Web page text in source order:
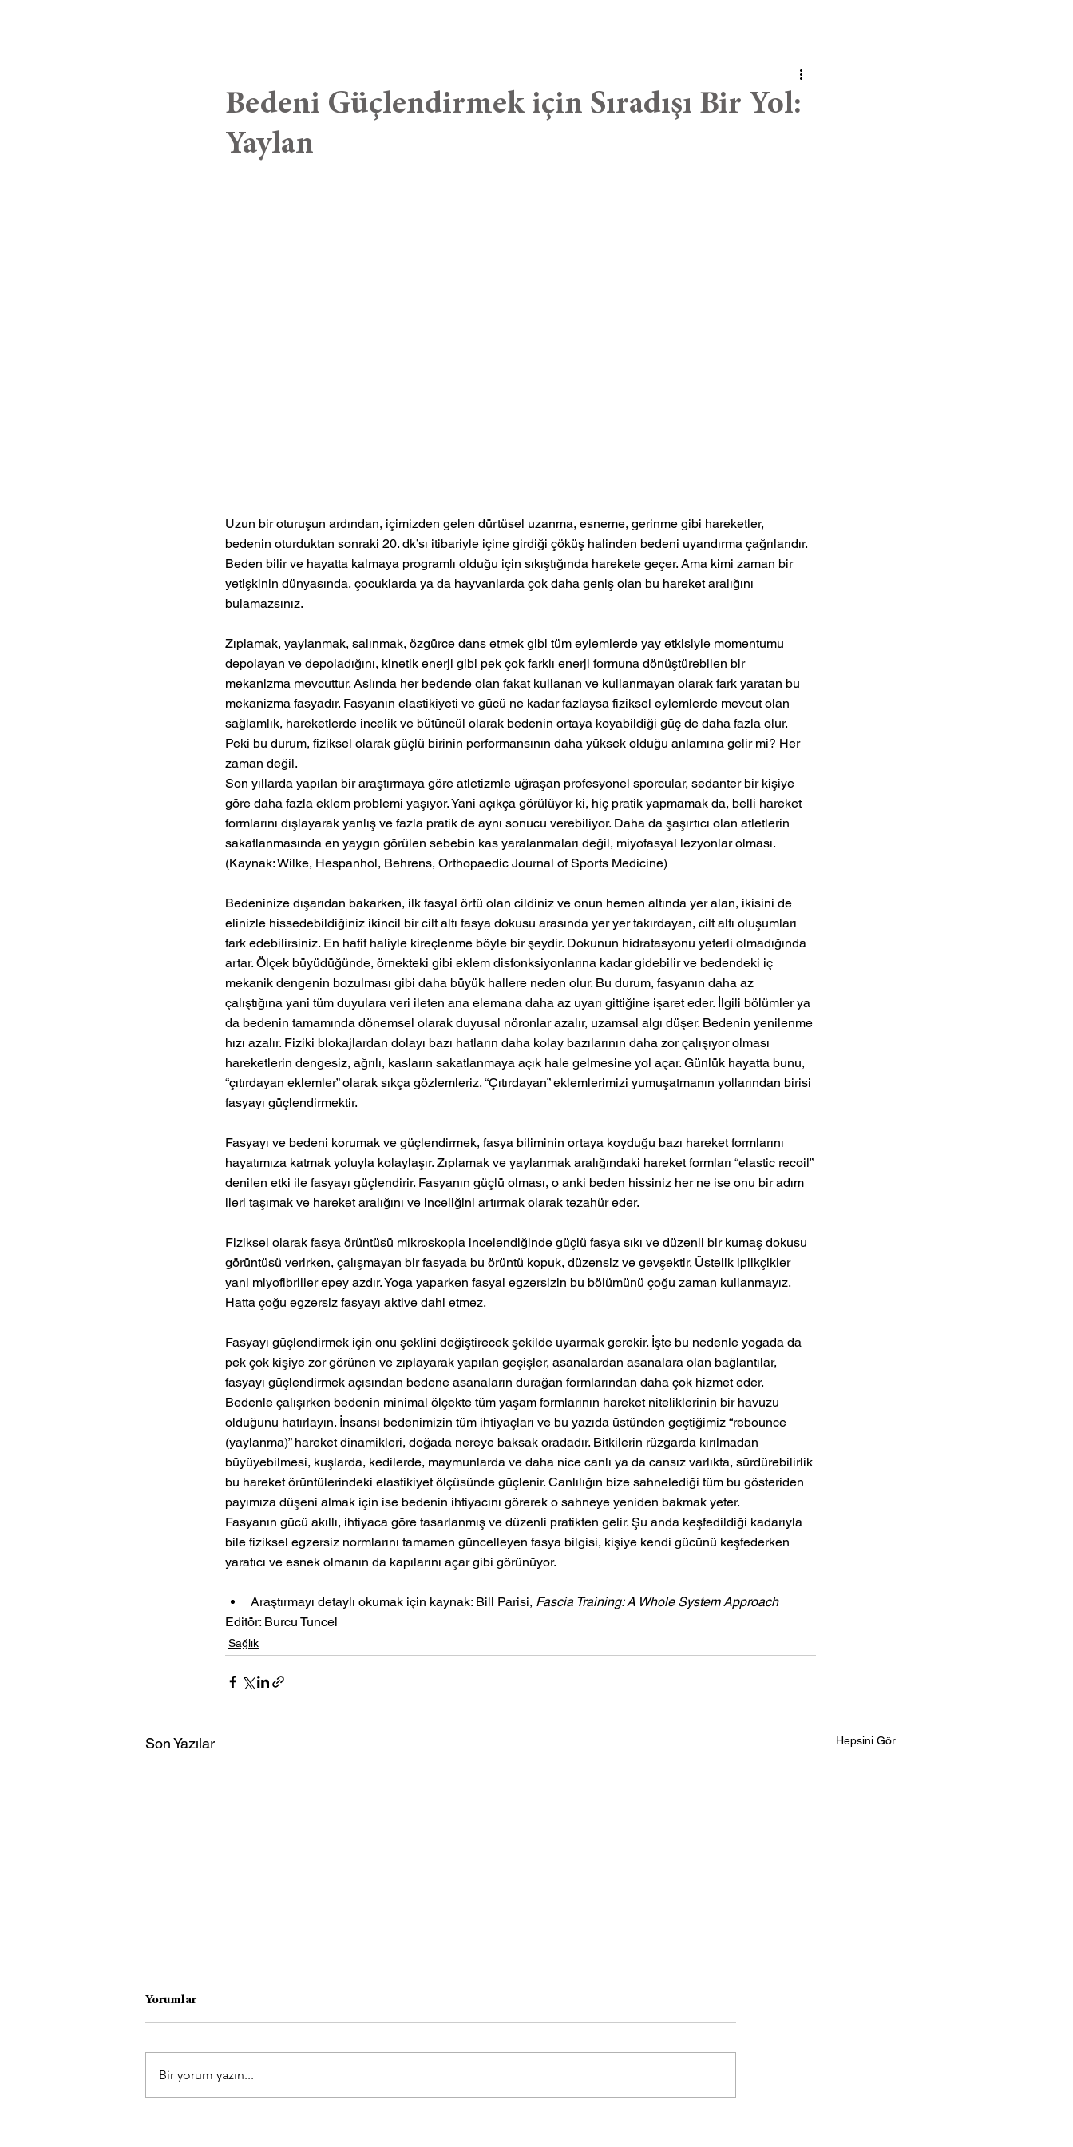
Bedeni Güçlendirmek için Sıradışı Bir Yol:
Yaylan
Uzun bir oturuşun ardından, içimizden gelen dürtüsel uzanma, esneme, gerinme gibi hareketler,
bedenin oturduktan sonraki 20. dk’sı itibariyle içine girdiği çöküş halinden bedeni uyandırma çağrılarıdır.
Beden bilir ve hayatta kalmaya programlı olduğu için sıkıştığında harekete geçer. Ama kimi zaman bir
yetişkinin dünyasında, çocuklarda ya da hayvanlarda çok daha geniş olan bu hareket aralığını
bulamazsınız.
Zıplamak, yaylanmak, salınmak, özgürce dans etmek gibi tüm eylemlerde yay etkisiyle momentumu
depolayan ve depoladığını, kinetik enerji gibi pek çok farklı enerji formuna dönüştürebilen bir
mekanizma mevcuttur. Aslında her bedende olan fakat kullanan ve kullanmayan olarak fark yaratan bu
mekanizma fasyadır. Fasyanın elastikiyeti ve gücü ne kadar fazlaysa fiziksel eylemlerde mevcut olan
sağlamlık, hareketlerde incelik ve bütüncül olarak bedenin ortaya koyabildiği güç de daha fazla olur.
Peki bu durum, fiziksel olarak güçlü birinin performansının daha yüksek olduğu anlamına gelir mi? Her
zaman değil.
Son yıllarda yapılan bir araştırmaya göre atletizmle uğraşan profesyonel sporcular, sedanter bir kişiye
göre daha fazla eklem problemi yaşıyor. Yani açıkça görülüyor ki, hiç pratik yapmamak da, belli hareket
formlarını dışlayarak yanlış ve fazla pratik de aynı sonucu verebiliyor. Daha da şaşırtıcı olan atletlerin
sakatlanmasında en yaygın görülen sebebin kas yaralanmaları değil, miyofasyal lezyonlar olması.
(Kaynak: Wilke, Hespanhol, Behrens, Orthopaedic Journal of Sports Medicine)
Bedeninize dışarıdan bakarken, ilk fasyal örtü olan cildiniz ve onun hemen altında yer alan, ikisini de
elinizle hissedebildiğiniz ikincil bir cilt altı fasya dokusu arasında yer yer takırdayan, cilt altı oluşumları
fark edebilirsiniz. En hafif haliyle kireçlenme böyle bir şeydir. Dokunun hidratasyonu yeterli olmadığında
artar. Ölçek büyüdüğünde, örnekteki gibi eklem disfonksiyonlarına kadar gidebilir ve bedendeki iç
mekanik dengenin bozulması gibi daha büyük hallere neden olur. Bu durum, fasyanın daha az
çalıştığına yani tüm duyulara veri ileten ana elemana daha az uyarı gittiğine işaret eder. İlgili bölümler ya
da bedenin tamamında dönemsel olarak duyusal nöronlar azalır, uzamsal algı düşer. Bedenin yenilenme
hızı azalır. Fiziki blokajlardan dolayı bazı hatların daha kolay bazılarının daha zor çalışıyor olması
hareketlerin dengesiz, ağrılı, kasların sakatlanmaya açık hale gelmesine yol açar. Günlük hayatta bunu,
“çıtırdayan eklemler” olarak sıkça gözlemleriz. “Çıtırdayan” eklemlerimizi yumuşatmanın yollarından birisi
fasyayı güçlendirmektir.
Fasyayı ve bedeni korumak ve güçlendirmek, fasya biliminin ortaya koyduğu bazı hareket formlarını
hayatımıza katmak yoluyla kolaylaşır. Zıplamak ve yaylanmak aralığındaki hareket formları “elastic recoil”
denilen etki ile fasyayı güçlendirir. Fasyanın güçlü olması, o anki beden hissiniz her ne ise onu bir adım
ileri taşımak ve hareket aralığını ve inceliğini artırmak olarak tezahür eder.
Fiziksel olarak fasya örüntüsü mikroskopla incelendiğinde güçlü fasya sıkı ve düzenli bir kumaş dokusu
görüntüsü verirken, çalışmayan bir fasyada bu örüntü kopuk, düzensiz ve gevşektir. Üstelik iplikçikler
yani miyofibriller epey azdır. Yoga yaparken fasyal egzersizin bu bölümünü çoğu zaman kullanmayız.
Hatta çoğu egzersiz fasyayı aktive dahi etmez.
Fasyayı güçlendirmek için onu şeklini değiştirecek şekilde uyarmak gerekir. İşte bu nedenle yogada da
pek çok kişiye zor görünen ve zıplayarak yapılan geçişler, asanalardan asanalara olan bağlantılar,
fasyayı güçlendirmek açısından bedene asanaların durağan formlarından daha çok hizmet eder.
Bedenle çalışırken bedenin minimal ölçekte tüm yaşam formlarının hareket niteliklerinin bir havuzu
olduğunu hatırlayın. İnsansı bedenimizin tüm ihtiyaçları ve bu yazıda üstünden geçtiğimiz “rebounce
(yaylanma)” hareket dinamikleri, doğada nereye baksak oradadır. Bitkilerin rüzgarda kırılmadan
büyüyebilmesi, kuşlarda, kedilerde, maymunlarda ve daha nice canlı ya da cansız varlıkta, sürdürebilirlik
bu hareket örüntülerindeki elastikiyet ölçüsünde güçlenir. Canlılığın bize sahnelediği tüm bu gösteriden
payımıza düşeni almak için ise bedenin ihtiyacını görerek o sahneye yeniden bakmak yeter.
Fasyanın gücü akıllı, ihtiyaca göre tasarlanmış ve düzenli pratikten gelir. Şu anda keşfedildiği kadarıyla
bile fiziksel egzersiz normlarını tamamen güncelleyen fasya bilgisi, kişiye kendi gücünü keşfederken
yaratıcı ve esnek olmanın da kapılarını açar gibi görünüyor.
Araştırmayı detaylı okumak için kaynak: Bill Parisi, Fascia Training: A Whole System Approach
Editör: Burcu Tuncel
Sağlık
Son Yazılar Hepsini Gör
Yorumlar
Bir yorum yazın...